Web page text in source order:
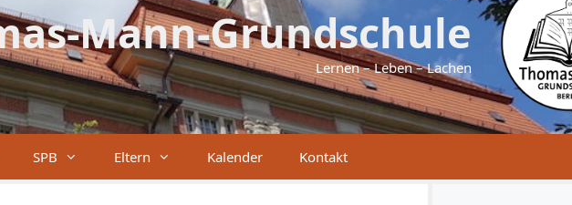
Mann-Grundschule
Lernen – Leben – Lachen
SPB Eltern Kalender Kontakt